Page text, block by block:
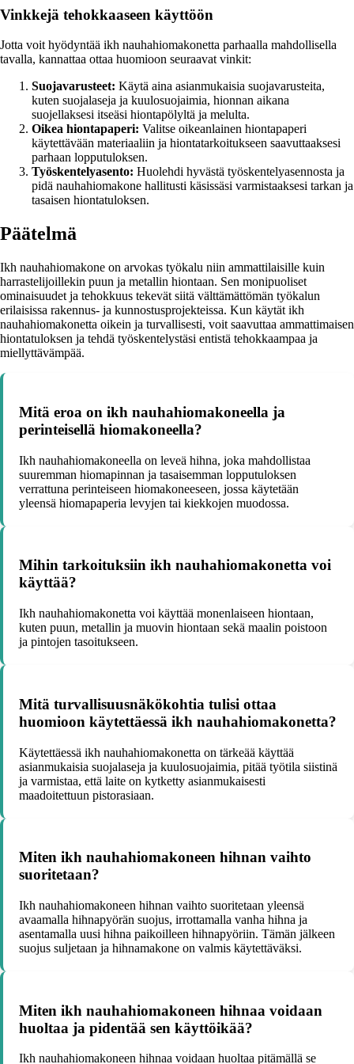
Vinkkejä tehokkaaseen käyttöön
Jotta voit hyödyntää ikh nauhahiomakonetta parhaalla mahdollisella
tavalla, kannattaa ottaa huomioon seuraavat vinkit:
Suojavarusteet: Käytä aina asianmukaisia suojavarusteita,
kuten suojalaseja ja kuulosuojaimia, hionnan aikana
suojellaksesi itseäsi hiontapölyltä ja melulta.
Oikea hiontapaperi: Valitse oikeanlainen hiontapaperi
käytettävään materiaaliin ja hiontatarkoitukseen saavuttaaksesi
parhaan lopputuloksen.
Työskentelyasento: Huolehdi hyvästä työskentelyasennosta ja
pidä nauhahiomakone hallitusti käsissäsi varmistaaksesi tarkan ja
tasaisen hiontatuloksen.
Päätelmä
Ikh nauhahiomakone on arvokas työkalu niin ammattilaisille kuin
harrastelijoillekin puun ja metallin hiontaan. Sen monipuoliset
ominaisuudet ja tehokkuus tekevät siitä välttämättömän työkalun
erilaisissa rakennus- ja kunnostusprojekteissa. Kun käytät ikh
nauhahiomakonetta oikein ja turvallisesti, voit saavuttaa ammattimaisen
hiontatuloksen ja tehdä työskentelystäsi entistä tehokkaampaa ja
miellyttävämpää.
Mitä eroa on ikh nauhahiomakoneella ja
perinteisellä hiomakoneella?
Ikh nauhahiomakoneella on leveä hihna, joka mahdollistaa
suuremman hiomapinnan ja tasaisemman lopputuloksen
verrattuna perinteiseen hiomakoneeseen, jossa käytetään
yleensä hiomapaperia levyjen tai kiekkojen muodossa.
Mihin tarkoituksiin ikh nauhahiomakonetta voi
käyttää?
Ikh nauhahiomakonetta voi käyttää monenlaiseen hiontaan,
kuten puun, metallin ja muovin hiontaan sekä maalin poistoon
ja pintojen tasoitukseen.
Mitä turvallisuusnäkökohtia tulisi ottaa
huomioon käytettäessä ikh nauhahiomakonetta?
Käytettäessä ikh nauhahiomakonetta on tärkeää käyttää
asianmukaisia suojalaseja ja kuulosuojaimia, pitää työtila siistinä
ja varmistaa, että laite on kytketty asianmukaisesti
maadoitettuun pistorasiaan.
Miten ikh nauhahiomakoneen hihnan vaihto
suoritetaan?
Ikh nauhahiomakoneen hihnan vaihto suoritetaan yleensä
avaamalla hihnapyörän suojus, irrottamalla vanha hihna ja
asentamalla uusi hihna paikoilleen hihnapyöriin. Tämän jälkeen
suojus suljetaan ja hihnamakone on valmis käytettäväksi.
Miten ikh nauhahiomakoneen hihnaa voidaan
huoltaa ja pidentää sen käyttöikää?
Ikh nauhahiomakoneen hihnaa voidaan huoltaa pitämällä se